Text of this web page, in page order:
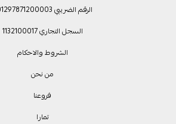
الرقم الضريبي 301297871200003
السجل التجاري 1132100017
الشروط والاحكام
من نحن
فروعنا
تمارا